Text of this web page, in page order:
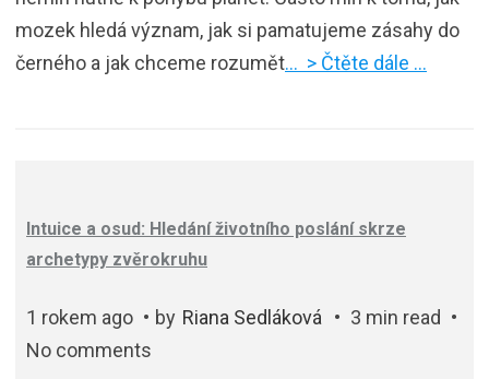
mozek hledá význam, jak si pamatujeme zásahy do
černého a jak chceme rozumět… > Čtěte dále …
Intuice a osud: Hledání životního poslání skrze
archetypy zvěrokruhu
1 rokem ago by Riana Sedláková
3 min read
No comments